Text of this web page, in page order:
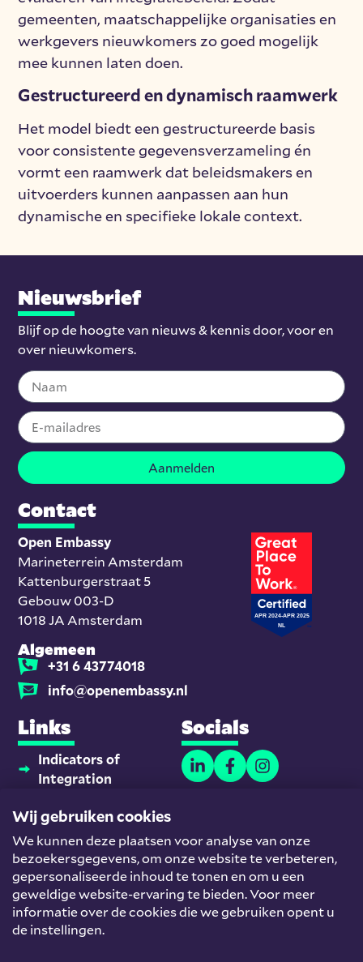
gemeenten, maatschappelijke organisaties en
werkgevers nieuwkomers zo goed mogelijk
mee kunnen laten doen.
Gestructureerd en dynamisch raamwerk
Het model biedt een gestructureerde basis
voor consistente gegevensverzameling én
vormt een raamwerk dat beleidsmakers en
uitvoerders kunnen aanpassen aan hun
dynamische en specifieke lokale context.
Nieuwsbrief
Blijf op de hoogte van nieuws & kennis door, voor en
over nieuwkomers.
Aanmelden
Contact
Open Embassy
Marineterrein Amsterdam
Kattenburgerstraat 5
Gebouw 003-D
1018 JA Amsterdam
Algemeen
+31 6 43774018
info@openembassy.nl
Links
Indicators of
Integration
Platform
Nieuwkomers en
Werk
Team
Helpdesk
Socials
Wij gebruiken cookies
We kunnen deze plaatsen voor analyse van onze
bezoekersgegevens, om onze website te verbeteren,
gepersonaliseerde inhoud te tonen en om u een
geweldige website-ervaring te bieden. Voor meer
informatie over de cookies die we gebruiken opent u
de instellingen.